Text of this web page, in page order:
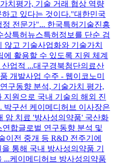
치평가, 기술 거래 협상 역량
고 있다는 것이다."대한민국
정 전문가"... 한국특허기술진흥
상특허뉴스특허정보를 단순 검
않고 기술사업화와 기술가치
활용할 수 있도록 지원 체계
업적 ...대구경북첨단의료산
개발사업 수주 - 웹이코노미
구동향 분석, 기술가치 평가,
지원으로 국내 기술의 해외 진
박구선 케이메디허브 이사장은
암 치료 '방사성의약품' 국산화
합글로벌 연구동향 분석 및
이전 중개 등 R&D 전주기에
통해 국내 방사성의약품 기
...케이메디허브 방사성의약품